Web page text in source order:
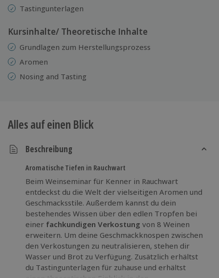
Tastingunterlagen
Kursinhalte/ Theoretische Inhalte
Grundlagen zum Herstellungsprozess
Aromen
Nosing and Tasting
Alles auf einen Blick
Beschreibung
Aromatische Tiefen in Rauchwart
Beim Weinseminar für Kenner in Rauchwart
entdeckst du die Welt der vielseitigen Aromen und
Geschmacksstile. Außerdem kannst du dein
bestehendes Wissen über den edlen Tropfen bei
einer fachkundigen Verkostung von 8 Weinen
erweitern. Um deine Geschmackknospen zwischen
den Verkostungen zu neutralisieren, stehen dir
Wasser und Brot zu Verfügung. Zusätzlich erhältst
du Tastingunterlagen für zuhause und erhältst